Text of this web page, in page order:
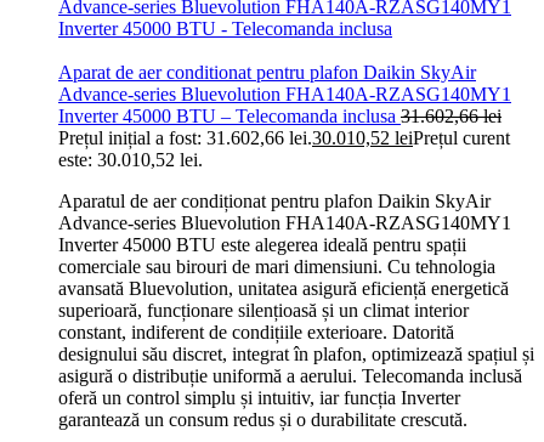
Aparat de aer conditionat pentru plafon Daikin SkyAir
Advance-series Bluevolution FHA140A-RZASG140MY1
Inverter 45000 BTU – Telecomanda inclusa 31.602,66lei
Prețul inițial a fost: 31.602,66 lei.30.010,52 leiPrețul curent
este: 30.010,52 lei.
Aparatul de aer condiționat pentru plafon Daikin SkyAir
Advance-series Bluevolution FHA140A-RZASG140MY1
Inverter 45000 BTU este alegerea ideală pentru spații
comerciale sau birouri de mari dimensiuni. Cu tehnologia
avansată Bluevolution, unitatea asigură eficiență energetică
superioară, funcționare silențioasă și un climat interior
constant, indiferent de condițiile exterioare. Datorită
designului său discret, integrat în plafon, optimizează spațiul și
asigură o distribuție uniformă a aerului. Telecomanda inclusă
oferă un control simplu și intuitiv, iar funcția Inverter
garantează un consum redus și o durabilitate crescută.